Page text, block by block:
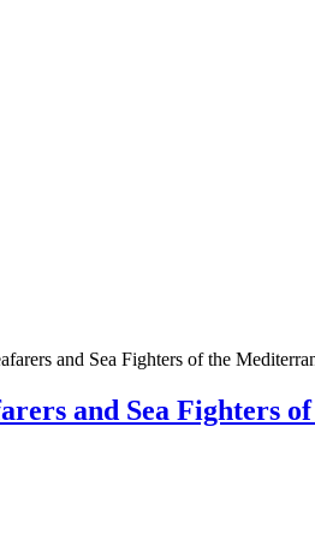
and Sea Fighters of the
and Sea Fighters